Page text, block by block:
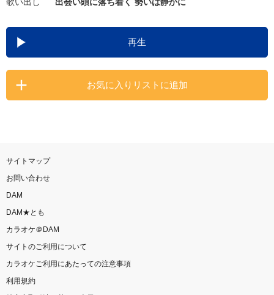
DAMの新曲・ランキングなど
カラオケ最新情報をチェック！
再生
お気に入りリストに追加
サイトマップ
お問い合わせ
DAM
DAM★とも
カラオケ＠DAM
サイトのご利用について
カラオケご利用にあたっての注意事項
利用規約